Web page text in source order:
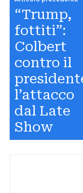
“Trump,
fottiti”:
Colbert
contro il
l’attacco
dal Late
Show